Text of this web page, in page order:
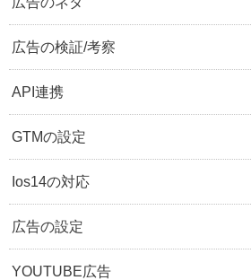
広告の検証/考察
API連携
GTMの設定
Ios14の対応
広告の設定
YOUTUBE広告